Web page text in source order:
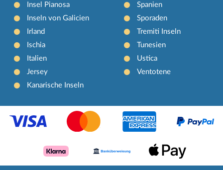
Insel Pianosa
Inseln von Galicien
Irland
Ischia
Italien
Jersey
Kanarische Inseln
Spanien
Sporaden
Tremiti Inseln
Tunesien
Ustica
Ventotene